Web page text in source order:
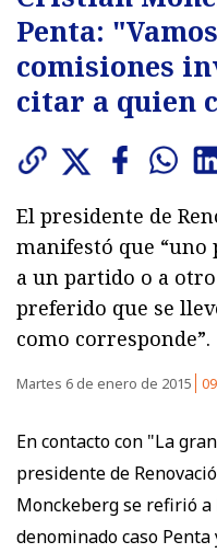
Penta:
comisiones
citar a quien
El presidente de
manifestó que “uno
a un partido o a
preferido que se
como corresponde”.
Martes 6 de enero de 2015
En contacto con "La
presidente de
Monckeberg se refirió
denominado caso